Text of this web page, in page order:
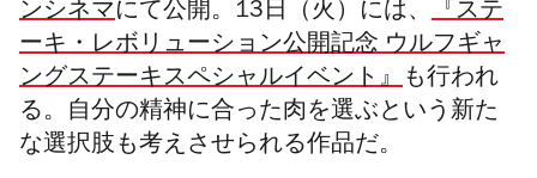
ンシネマにて公開。13日（火）には、 『ステ
ーキ・レボリューション公開記念 ウルフギャ
ングステーキスペシャルイベント』も行われ
る。自分の精神に合った肉を選ぶという新た
な選択肢も考えさせられる作品だ。